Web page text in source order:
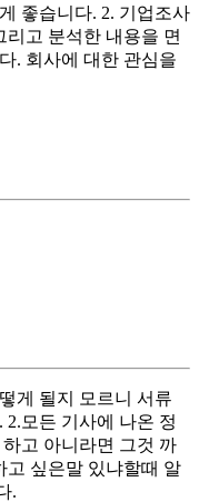
좋습니다. 2. 기업조사
고 분석한 내용을 면
. 회사에 대한 관심을
게 될지 모르니 서류
모든 기사에 나온 정
고 아니라면 그것 까
고 싶은말 있냐할때 알
.